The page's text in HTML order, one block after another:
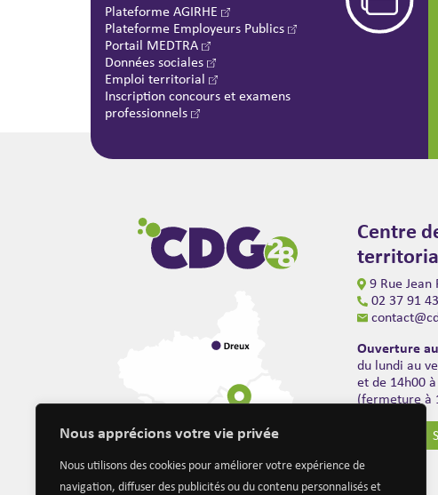
Nous apprécions votre vie privée
Nous utilisons des cookies pour améliorer votre expérience de
navigation, diffuser des publicités ou du contenu personnalisés et
Plateforme AGIRHE
Plateforme Employeurs Publics
Portail MEDTRA
Données sociales
Emploi territorial
Inscription concours et examens
professionnels
Centre
9 Rue
02 37 91
Ouverture
du lundi au
et de 14h00
(fermeture à